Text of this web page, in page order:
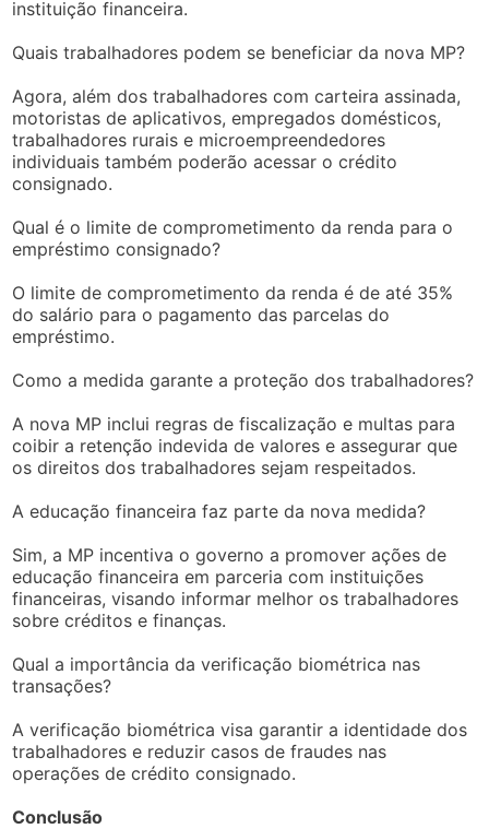
instituição financeira.
Quais trabalhadores podem se beneficiar da nova MP?
Agora, além dos trabalhadores com carteira assinada,
motoristas de aplicativos, empregados domésticos,
trabalhadores rurais e microempreendedores
individuais também poderão acessar o crédito
consignado.
Qual é o limite de comprometimento da renda para o
empréstimo consignado?
O limite de comprometimento da renda é de até 35%
do salário para o pagamento das parcelas do
empréstimo.
Como a medida garante a proteção dos trabalhadores?
A nova MP inclui regras de fiscalização e multas para
coibir a retenção indevida de valores e assegurar que
os direitos dos trabalhadores sejam respeitados.
A educação financeira faz parte da nova medida?
Sim, a MP incentiva o governo a promover ações de
educação financeira em parceria com instituições
financeiras, visando informar melhor os trabalhadores
sobre créditos e finanças.
Qual a importância da verificação biométrica nas
transações?
A verificação biométrica visa garantir a identidade dos
trabalhadores e reduzir casos de fraudes nas
operações de crédito consignado.
Conclusão